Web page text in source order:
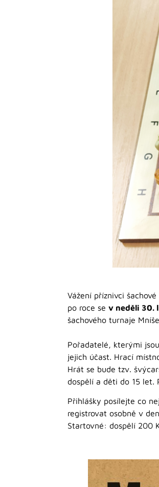
Vážení příznivci
po roce se v neděli 30.
šachového turnaje
Pořadatelé, kterými
jejich účast. Hrací
Hrát se bude tzv.
dospělí a děti do 15 let.
Přihlášky posílejte co
registrovat osobně v
Startovné: dospělí 200